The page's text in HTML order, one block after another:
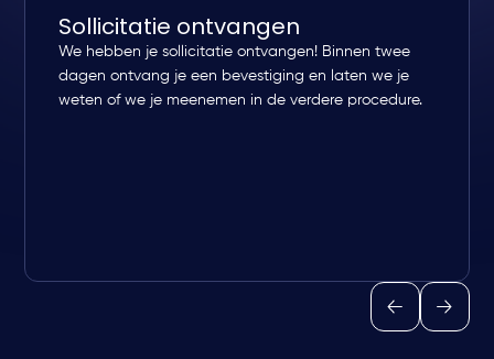
Sollicitatie ontvangen
We hebben je sollicitatie ontvangen! Binnen twee
dagen ontvang je een bevestiging en laten we je
weten of we je meenemen in de verdere procedure.